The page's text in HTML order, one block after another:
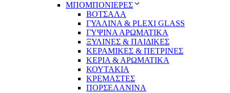
ΜΠΟΜΠΟΝΙΕΡΕΣ
ΒΟΤΣΑΛΑ
ΓΥΑΛΙΝΑ & PLEXI GLASS
ΓΥΨΙΝΑ ΑΡΩΜΑΤΙΚΑ
ΞΥΛΙΝΕΣ & ΠΑΙΔΙΚΕΣ
ΚΕΡΑΜΙΚΕΣ & ΠΕΤΡΙΝΕΣ
ΚΕΡΙΑ & ΑΡΩΜΑΤΙΚΑ
ΚΟΥΤΑΚΙΑ
ΚΡΕΜΑΣΤΕΣ
ΠΟΡΣΕΛΑΝΙΝΑ